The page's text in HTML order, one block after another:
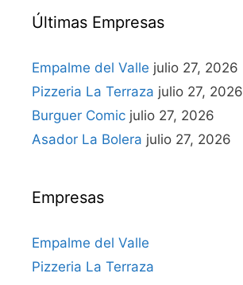
Últimas Empresas
Empalme del Valle julio 27, 2026
Pizzeria La Terraza julio 27, 2026
Burguer Comic julio 27, 2026
Asador La Bolera julio 27, 2026
Empresas
Empalme del Valle
Pizzeria La Terraza